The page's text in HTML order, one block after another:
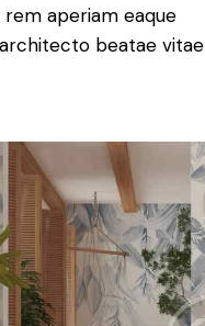
aperiam eaque
beatae vitae